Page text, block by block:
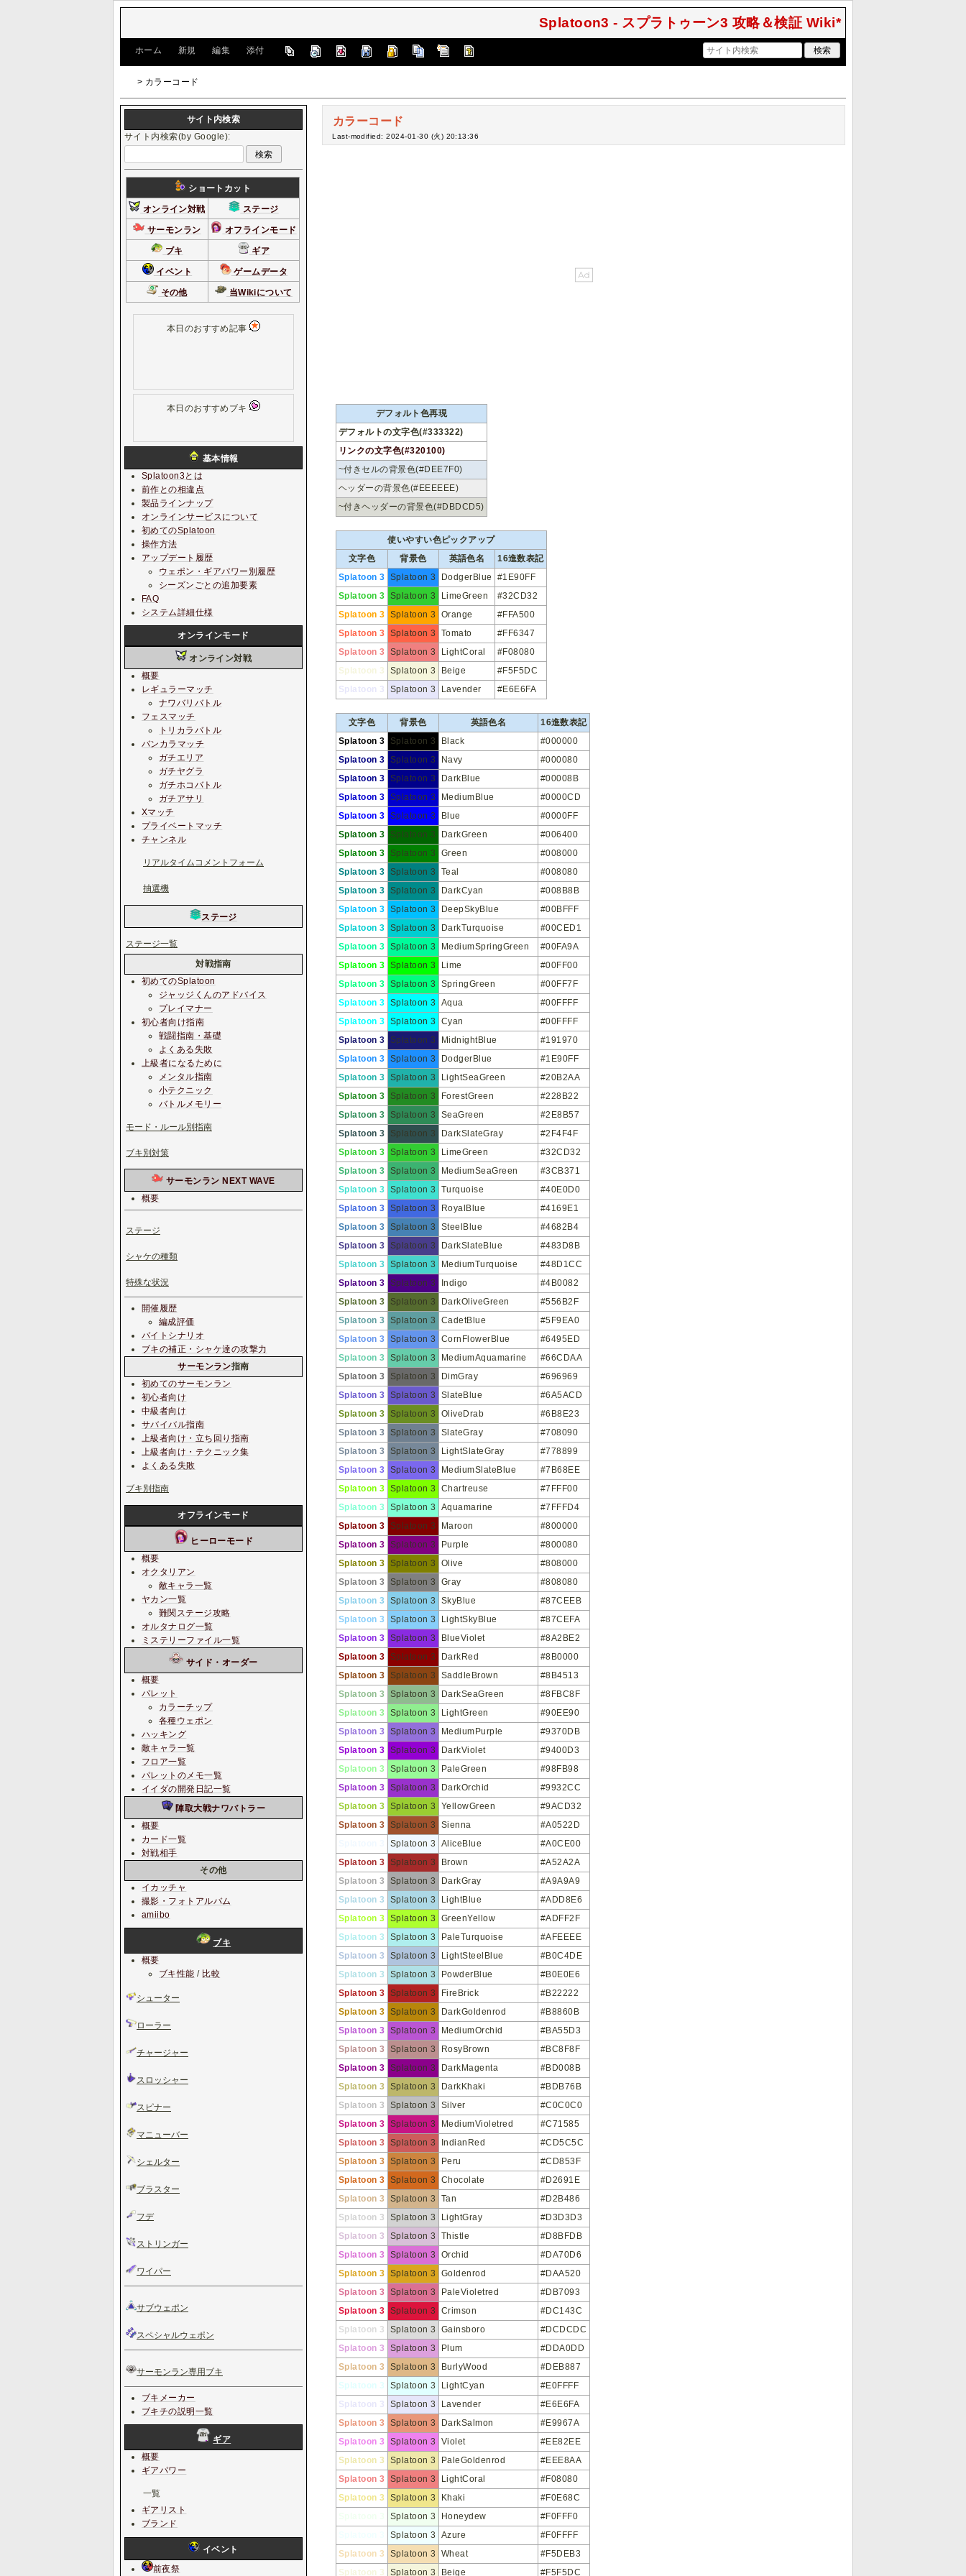
Splatoon3 - スプラトゥーン3 攻略＆検証 Wiki*
ホーム 新規 編集 添付
> カラーコード
カラーコード
Last-modified: 2024-01-30 (火) 20:13:36
デフォルト色再現
デフォルトの文字色(#333322)
リンクの文字色(#320100)
~付きセルの背景色(#DEE7F0)
ヘッダーの背景色(#EEEEEE)
~付きヘッダーの背景色(#DBDCD5)
使いやすい色ピックアップ
文字色
背景色 英語色名
16進数表記
Splatoon 3 Splatoon 3 DodgerBlue
#1E90FF
Splatoon 3 Splatoon 3 LimeGreen
#32CD32
Splatoon 3 Splatoon 3 Orange
#FFA500
Splatoon 3 Splatoon 3 Tomato
#FF6347
Splatoon 3 Splatoon 3 LightCoral
#F08080
Splatoon 3
Splatoon 3 Beige
#F5F5DC
Splatoon 3
Splatoon 3 Lavender #E6E6FA
文字色 背景色 英語色名
16進数表記
Splatoon 3
Splatoon 3 Black
#000000
Splatoon 3
Splatoon 3 Navy
#000080
Splatoon 3
Splatoon 3 DarkBlue
#00008B
Splatoon 3 Splatoon 3 MediumBlue
#0000CD
Splatoon 3 Splatoon 3 Blue
#0000FF
Splatoon 3
Splatoon 3 DarkGreen
#006400
Splatoon 3
Splatoon 3 Green
#008000
Splatoon 3
Splatoon 3 Teal
#008080
Splatoon 3
Splatoon 3 DarkCyan
#008B8B
Splatoon 3 Splatoon 3 DeepSkyBlue
#00BFFF
Splatoon 3 Splatoon 3 DarkTurquoise
#00CED1
Splatoon 3 Splatoon 3 MediumSpringGreen
#00FA9A
Splatoon 3 Splatoon 3 Lime
#00FF00
Splatoon 3 Splatoon 3 SpringGreen
#00FF7F
Splatoon 3 Splatoon 3 Aqua
#00FFFF
Splatoon 3 Splatoon 3 Cyan
#00FFFF
Splatoon 3
Splatoon 3 MidnightBlue
#191970
Splatoon 3 Splatoon 3 DodgerBlue
#1E90FF
Splatoon 3 Splatoon 3 LightSeaGreen
#20B2AA
Splatoon 3
Splatoon 3 ForestGreen
#228B22
Splatoon 3
Splatoon 3 SeaGreen
#2E8B57
Splatoon 3
Splatoon 3 DarkSlateGray
#2F4F4F
Splatoon 3 Splatoon 3 LimeGreen
#32CD32
Splatoon 3 Splatoon 3 MediumSeaGreen
#3CB371
Splatoon 3 Splatoon 3 Turquoise
#40E0D0
Splatoon 3 Splatoon 3 RoyalBlue
#4169E1
Splatoon 3 Splatoon 3 SteelBlue
#4682B4
Splatoon 3
Splatoon 3 DarkSlateBlue
#483D8B
Splatoon 3 Splatoon 3 MediumTurquoise
#48D1CC
Splatoon 3
Splatoon 3 Indigo
#4B0082
Splatoon 3
Splatoon 3 DarkOliveGreen
#556B2F
Splatoon 3 Splatoon 3 CadetBlue
#5F9EA0
Splatoon 3 Splatoon 3 CornFlowerBlue
#6495ED
Splatoon 3 Splatoon 3 MediumAquamarine
#66CDAA
Splatoon 3
Splatoon 3 DimGray
#696969
Splatoon 3 Splatoon 3 SlateBlue
#6A5ACD
Splatoon 3
Splatoon 3 OliveDrab
#6B8E23
Splatoon 3
Splatoon 3 SlateGray
#708090
Splatoon 3
Splatoon 3 LightSlateGray
#778899
Splatoon 3 Splatoon 3 MediumSlateBlue
#7B68EE
Splatoon 3 Splatoon 3 Chartreuse
#7FFF00
Splatoon 3 Splatoon 3 Aquamarine
#7FFFD4
Splatoon 3
Splatoon 3 Maroon
#800000
Splatoon 3
Splatoon 3 Purple
#800080
Splatoon 3
Splatoon 3 Olive
#808000
Splatoon 3
Splatoon 3 Gray
#808080
Splatoon 3
Splatoon 3 SkyBlue
#87CEEB
Splatoon 3
Splatoon 3 LightSkyBlue
#87CEFA
Splatoon 3 Splatoon 3 BlueViolet
#8A2BE2
Splatoon 3
Splatoon 3 DarkRed
#8B0000
Splatoon 3
Splatoon 3 SaddleBrown
#8B4513
Splatoon 3
Splatoon 3 DarkSeaGreen
#8FBC8F
Splatoon 3
Splatoon 3 LightGreen
#90EE90
Splatoon 3 Splatoon 3 MediumPurple
#9370DB
Splatoon 3 Splatoon 3 DarkViolet
#9400D3
Splatoon 3
Splatoon 3 PaleGreen
#98FB98
Splatoon 3 Splatoon 3 DarkOrchid
#9932CC
Splatoon 3 Splatoon 3 YellowGreen
#9ACD32
Splatoon 3
Splatoon 3 Sienna
#A0522D
Splatoon 3 AliceBlue
#A0CE00
Splatoon 3
Splatoon 3 Brown
#A52A2A
Splatoon 3
Splatoon 3 DarkGray
#A9A9A9
Splatoon 3
Splatoon 3 LightBlue
#ADD8E6
Splatoon 3 Splatoon 3 GreenYellow
#ADFF2F
Splatoon 3
Splatoon 3 PaleTurquoise
#AFEEEE
Splatoon 3
Splatoon 3 LightSteelBlue
#B0C4DE
Splatoon 3
Splatoon 3 PowderBlue
#B0E0E6
Splatoon 3 Splatoon 3 FireBrick
#B22222
Splatoon 3 Splatoon 3 DarkGoldenrod
#B8860B
Splatoon 3 Splatoon 3 MediumOrchid
#BA55D3
Splatoon 3
Splatoon 3 RosyBrown
#BC8F8F
Splatoon 3
Splatoon 3 DarkMagenta
#BD008B
Splatoon 3 Splatoon 3 DarkKhaki
#BDB76B
Splatoon 3
Splatoon 3 Silver
#C0C0C0
Splatoon 3 Splatoon 3 MediumVioletred
#C71585
Splatoon 3 Splatoon 3 IndianRed
#CD5C5C
Splatoon 3 Splatoon 3 Peru
#CD853F
Splatoon 3 Splatoon 3 Chocolate
#D2691E
Splatoon 3
Splatoon 3 Tan
#D2B486
Splatoon 3
Splatoon 3 LightGray
#D3D3D3
Splatoon 3
Splatoon 3 Thistle
#D8BFDB
Splatoon 3 Splatoon 3 Orchid
#DA70D6
Splatoon 3 Splatoon 3 Goldenrod
#DAA520
Splatoon 3 Splatoon 3 PaleVioletred
#DB7093
Splatoon 3 Splatoon 3 Crimson
#DC143C
Splatoon 3
Splatoon 3 Gainsboro
#DCDCDC
Splatoon 3
Splatoon 3 Plum
#DDA0DD
Splatoon 3
Splatoon 3 BurlyWood
#DEB887
Splatoon 3
Splatoon 3 LightCyan
#E0FFFF
Splatoon 3
Splatoon 3 Lavender
#E6E6FA
Splatoon 3 Splatoon 3 DarkSalmon
#E9967A
Splatoon 3 Splatoon 3 Violet
#EE82EE
Splatoon 3
Splatoon 3 PaleGoldenrod
#EEE8AA
Splatoon 3 Splatoon 3 LightCoral
#F08080
Splatoon 3
Splatoon 3 Khaki
#F0E68C
Splatoon 3 Honeydew
#F0FFF0
Splatoon 3 Azure
#F0FFFF
Splatoon 3
Splatoon 3 Wheat
#F5DEB3
Splatoon 3
Splatoon 3 Beige #F5F5DC
サイト内検索
サイト内検索(by Google):
ショートカット
オンライン対戦 ステージ
サーモンラン オフラインモード
ブキ ギア
イベント ゲームデータ
その他 当Wikiについて
本日のおすすめ記事
本日のおすすめブキ
基本情報
Splatoon3とは
前作との相違点
製品ラインナップ
オンラインサービスについて
初めてのSplatoon
操作方法
アップデート履歴
ウェポン・ギアパワー別履歴
シーズンごとの追加要素
FAQ
システム詳細仕様
オンラインモード
オンライン対戦
概要
レギュラーマッチ
ナワバリバトル
フェスマッチ
トリカラバトル
バンカラマッチ
ガチエリア
ガチヤグラ
ガチホコバトル
ガチアサリ
Xマッチ
プライベートマッチ
チャンネル
リアルタイムコメントフォーム
抽選機
ステージ
ステージ一覧
対戦指南
初めてのSplatoon
ジャッジくんのアドバイス
プレイマナー
初心者向け指南
戦闘指南・基礎
よくある失敗
上級者になるために
メンタル指南
小テクニック
バトルメモリー
モード・ルール別指南
ブキ別対策
サーモンラン NEXT WAVE
概要
ステージ
シャケの種類
特殊な状況
開催履歴
編成評価
バイトシナリオ
ブキの補正・シャケ達の攻撃力
サーモンラン指南
初めてのサーモンラン
初心者向け
中級者向け
サバイバル指南
上級者向け・立ち回り指南
上級者向け・テクニック集
よくある失敗
ブキ別指南
オフラインモード
ヒーローモード
概要
オクタリアン
敵キャラ一覧
ヤカン一覧
難関ステージ攻略
オルタナログ一覧
ミステリーファイル一覧
サイド・オーダー
概要
パレット
カラーチップ
各種ウェポン
ハッキング
敵キャラ一覧
フロア一覧
パレットのメモ一覧
イイダの開発日記一覧
陣取大戦ナワバトラー
概要
カード一覧
対戦相手
その他
イカッチャ
撮影・フォトアルバム
amiibo
ブキ
概要
ブキ性能 / 比較
シューター
ローラー
チャージャー
スロッシャー
スピナー
マニューバー
シェルター
ブラスター
フデ
ストリンガー
ワイパー
サブウェポン
スペシャルウェポン
サーモンラン専用ブキ
ブキメーカー
ブキチの説明一覧
ギア
概要
ギアパワー
一覧
ギアリスト
ブランド
イベント
前夜祭